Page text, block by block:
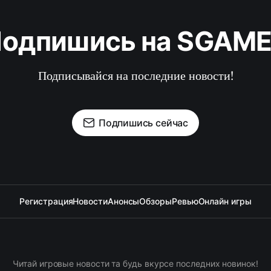
на
Подписывайся на последние новости!
Подпишись сейчас
РегистрацияНовостиАнонсыОбзорыРевьюОнлайн игры
Читай игровые новости та будь вкурсе последних новинок!